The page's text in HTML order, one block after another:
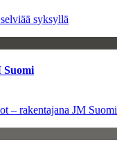
syksyllä
Suomi
– rakentajana JM Suomi